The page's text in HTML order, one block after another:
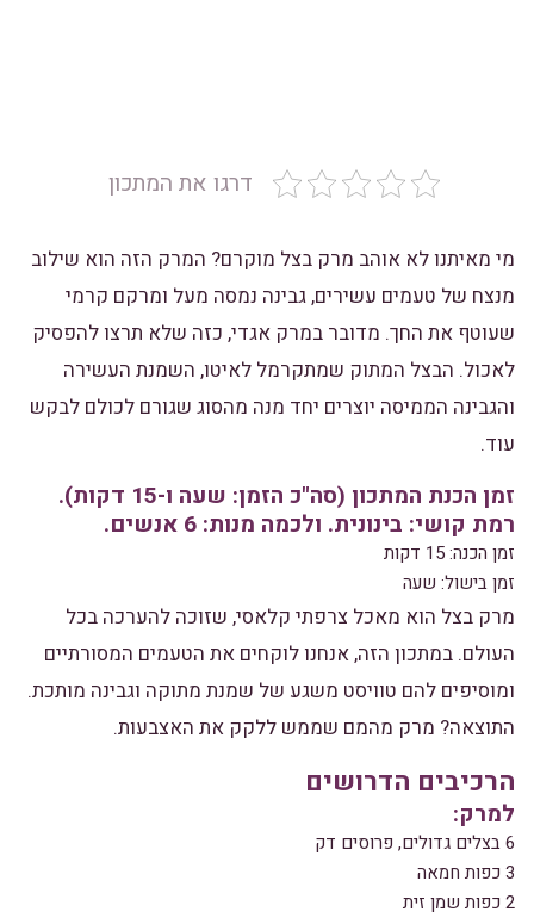
דרגו את המתכון
מי מאיתנו לא אוהב מרק בצל מוקרם? המרק הזה הוא שילוב
מנצח של טעמים עשירים, גבינה נמסה מעל ומרקם קרמי
שעוטף את החך. מדובר במרק אגדי, כזה שלא תרצו להפסיק
לאכול. הבצל המתוק שמתקרמל לאיטו, השמנת העשירה
והגבינה הממיסה יוצרים יחד מנה מהסוג שגורם לכולם לבקש
עוד.
זמן הכנת המתכון (סה"כ הזמן: שעה ו-15 דקות).
רמת קושי: בינונית. ולכמה מנות: 6 אנשים.
זמן הכנה: 15 דקות
זמן בישול: שעה
מרק בצל הוא מאכל צרפתי קלאסי, שזוכה להערכה בכל
העולם. במתכון הזה, אנחנו לוקחים את הטעמים המסורתיים
ומוסיפים להם טוויסט משגע של שמנת מתוקה וגבינה מותכת.
התוצאה? מרק מהמם שממש ללקק את האצבעות.
הרכיבים הדרושים
למרק:
6 בצלים גדולים, פרוסים דק
3 כפות חמאה
2 כפות שמן זית